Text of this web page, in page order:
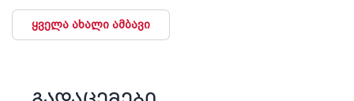
ყველა ახალი ამბავი